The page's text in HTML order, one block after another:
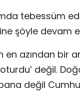
tebessüm
şöyle devam
en azından bir
değil.
değil